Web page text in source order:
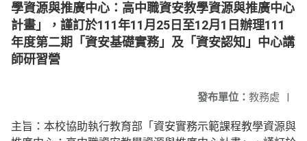
學資源與推廣中心：高中職資安教學資源與推廣中心
計畫」，謹訂於111年11月25日至12月1日辦理111
年度第二期「資安基礎實務」及「資安認知」中心講
師研習營
發布單位： 教務處 |
主旨：本校協助執行教育部「資安實務示範課程教學資源與